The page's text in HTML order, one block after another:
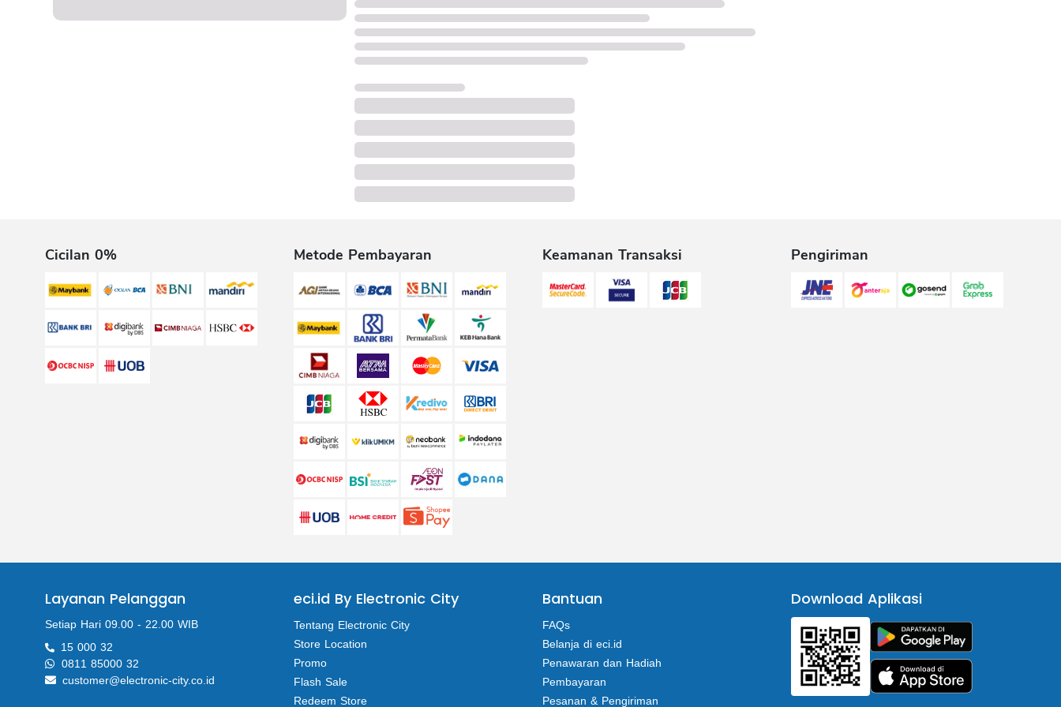
Cicilan 0% Metode Pembayaran Keamanan Transaksi Pengiriman
Layanan Pelanggan
Setiap Hari 09.00 - 22.00 WIB
15 000 32
0811 85000 32
customer@electronic-city.co.id
eci.id By Electronic City
Tentang Electronic City
Store Location
Promo
Flash Sale
Redeem Store
Bantuan
FAQs
Belanja di eci.id
Penawaran dan Hadiah
Pembayaran
Pesanan & Pengiriman
Download Aplikasi